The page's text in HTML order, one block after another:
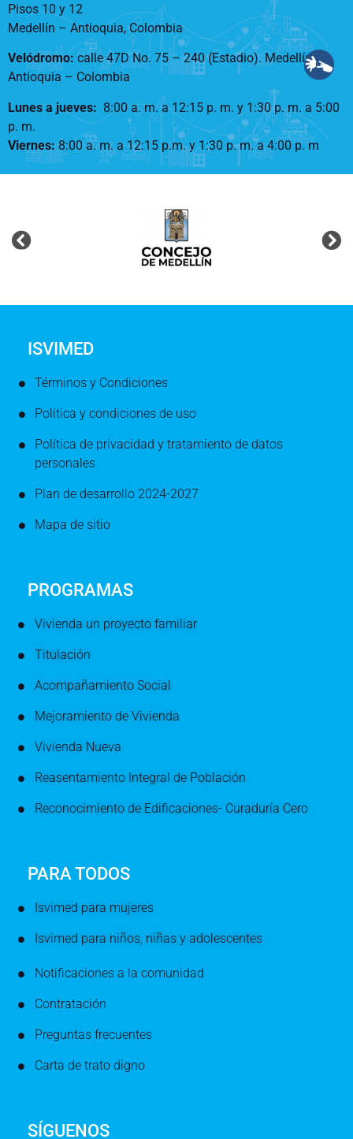
Pisos 10 y 12
Medellín – Antioquia, Colombia
Velódromo: calle 47D No. 75 – 240 (Estadio). Medellín –
Antioquia – Colombia
Lunes a jueves: 8:00 a. m. a 12:15 p. m. y 1:30 p. m. a 5:00
p. m.
Viernes:8:00 a. m. a 12:15 p.m. y 1:30 p. m. a 4:00 p. m
ISVIMED
Términos y Condiciones
Política y condiciones de uso
Política de privacidad y tratamiento de datos
personales
Plan de desarrollo 2024-2027
Mapa de sitio
PROGRAMAS
Vivienda un proyecto familiar
Titulación
Acompañamiento Social
Mejoramiento de Vivienda
Vivienda Nueva
Reasentamiento Integral de Población
Reconocimiento de Edificaciones- Curaduría Cero
PARA TODOS
Isvimed para mujeres
Isvimed para niños, niñas y adolescentes
Notificaciones a la comunidad
Contratación
Preguntas frecuentes
Carta de trato digno
SÍGUENOS